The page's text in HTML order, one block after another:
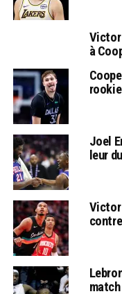
Victor
à
Joel
leur
Victor